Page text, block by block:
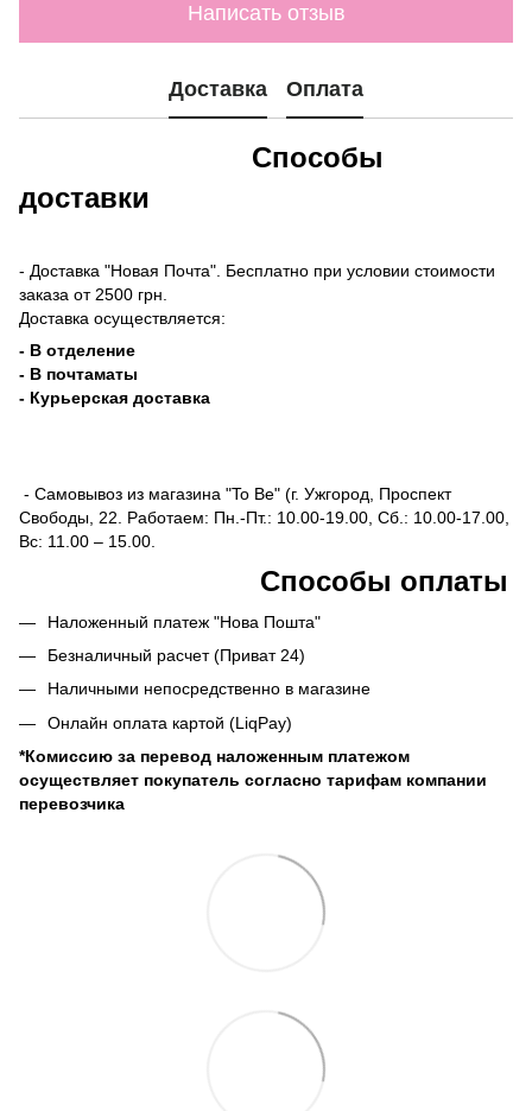
Написать отзыв
Доставка Оплата
Способы
доставки
- Доставка "Новая Почта". Бесплатно при условии стоимости
заказа от 2500 грн.
Доставка осуществляется:
- В отделение
- В почтаматы
- Курьерская доставка
- Самовывоз из магазина "To Be" (г. Ужгород, Проспект
Свободы, 22. Работаем: Пн.-Пт.: 10.00-19.00, Сб.: 10.00-17.00,
Вс: 11.00 – 15.00.
Способы оплаты
Наложенный платеж "Нова Пошта"
Безналичный расчет (Приват 24)
Наличными непосредственно в магазине
Онлайн оплата картой (LiqPay)
*Комиссию за перевод наложенным платежом
осуществляет покупатель согласно тарифам компании
перевозчика